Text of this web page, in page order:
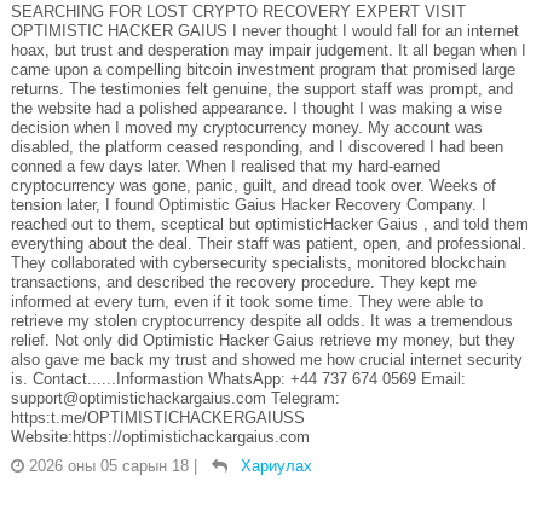
SEARCHING FOR LOST CRYPTO RECOVERY EXPERT VISIT
OPTIMISTIC HACKER GAIUS I never thought I would fall for an internet
hoax, but trust and desperation may impair judgement. It all began when I
came upon a compelling bitcoin investment program that promised large
returns. The testimonies felt genuine, the support staff was prompt, and
the website had a polished appearance. I thought I was making a wise
decision when I moved my cryptocurrency money. My account was
disabled, the platform ceased responding, and I discovered I had been
conned a few days later. When I realised that my hard-earned
cryptocurrency was gone, panic, guilt, and dread took over. Weeks of
tension later, I found Optimistic Gaius Hacker Recovery Company. I
reached out to them, sceptical but optimisticHacker Gaius , and told them
everything about the deal. Their staff was patient, open, and professional.
They collaborated with cybersecurity specialists, monitored blockchain
transactions, and described the recovery procedure. They kept me
informed at every turn, even if it took some time. They were able to
retrieve my stolen cryptocurrency despite all odds. It was a tremendous
relief. Not only did Optimistic Hacker Gaius retrieve my money, but they
also gave me back my trust and showed me how crucial internet security
is. Contact......Informastion WhatsApp: +44 737 674 0569 Email:
support@optimistichackargaius.com Telegram:
https:t.me/OPTIMISTICHACKERGAIUSS
Website:https://optimistichackargaius.com
2026 оны 05 сарын 18
Хариулах